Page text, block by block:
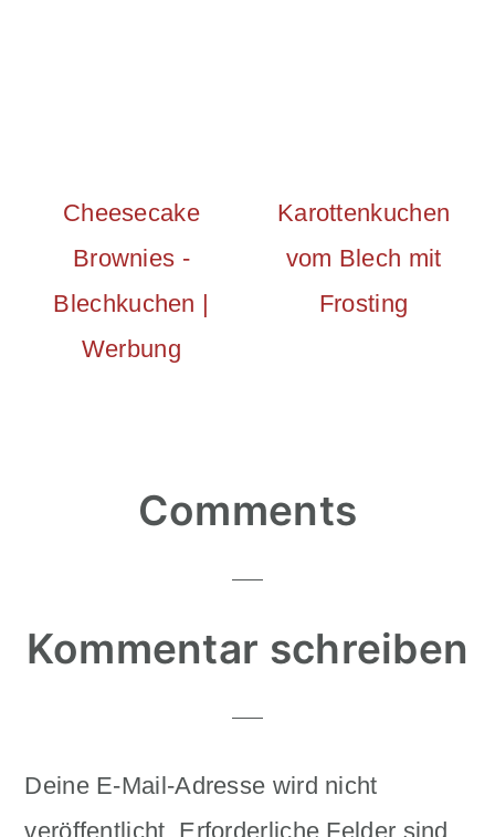
Cheesecake
Brownies -
Blechkuchen |
Werbung
Karottenkuchen
vom Blech mit
Frosting
ReaderComments
Kommentar schreiben
Deine E-Mail-Adresse wird nicht
veröffentlicht. Erforderliche Felder sind